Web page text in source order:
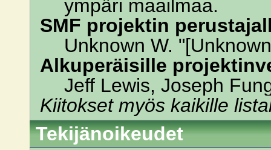
ympäri maailmaa.
SMF projektin
Unknown W.
Alkuperäisille
Jeff Lewis, Joseph
Kiitokset myös kaikille
Tekijänoikeudet